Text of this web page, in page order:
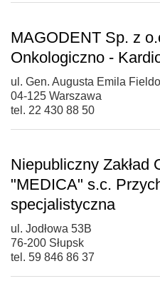
MAGODENT Sp. z
Onkologiczno -
ul. Gen. Augusta Emila
04-125 Warszawa
tel. 22 430 88 50
Niepubliczny Zakład
"MEDICA" s.c.
specjalistyczna
ul. Jodłowa 53B
76-200 Słupsk
tel. 59 846 86 37